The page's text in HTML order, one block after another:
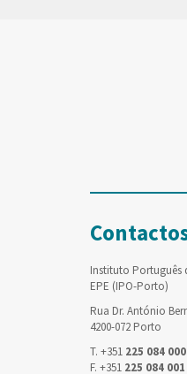
Instituto Português
EPE (IPO-Porto)
Rua Dr. António
4200-072 Porto
T. +351 225 084 000
F. +351 225 084 001